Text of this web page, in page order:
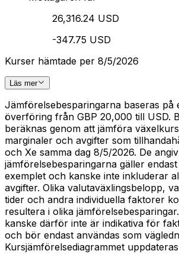
26,316.24 USD
-347.75 USD
Kurser hämtade per 8/5/2026
Läs mer
Jämförelsebesparingarna baseras på
överföring från GBP 20,000 till USD.
beräknas genom att jämföra
marginaler och avgifter som
och Xe samma dag 8/5/2026. De
jämförelsebesparingarna gäller
exemplet och kanske inte inkluderar
avgifter. Olika valutaväxlingsbelopp,
tider och andra individuella faktorer
resultera i olika
kanske därför inte är indikativa för
och bör endast användas som
Kursjämförelsediagrammet